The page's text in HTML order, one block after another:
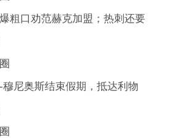
粗口劝范赫克加盟；热刺还要
尼奥斯结束假期，抵达利物